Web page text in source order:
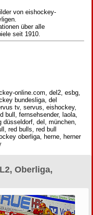
von eishockey-
über alle
seit 1910.
online.com, del2, esbg,
bundesliga, del
tv, servus, eishockey,
bull, fernsehsender, laola,
del, münchen,
red bulls, red bull
oberliga, herne, herner
Oberliga,